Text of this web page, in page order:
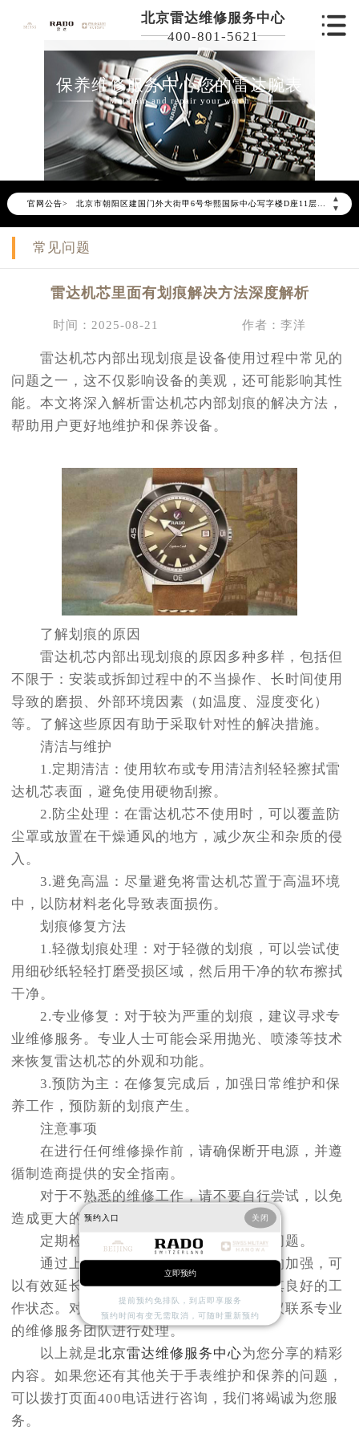
北京雷达维修服务中心
400-801-5621
保养维修服务中心您的雷达腕表
Maintain and repair your watch
官网公告>
▲
▼
2026年6月雷达北京市售后服务网络优化升级公告
2026年6月北京市雷达官方售后客户服务热线：400-801-5621
2026年6月雷达售后服务中心最新网点地址：
北京市东城区东长安街1号东方广场写字楼W3座6层602室（需提前预约）
北京市朝阳区建国门外大街甲6号华熙国际中心D座11层1102室雷达售后服务中心（需提前预约）
常见问题
雷达机芯里面有划痕解决方法深度解析
时间：2025-08-21 作者：李洋
雷达机芯内部出现划痕是设备使用过程中常见的
问题之一，这不仅影响设备的美观，还可能影响其性
能。本文将深入解析雷达机芯内部划痕的解决方法，
帮助用户更好地维护和保养设备。
了解划痕的原因
雷达机芯内部出现划痕的原因多种多样，包括但
不限于：安装或拆卸过程中的不当操作、长时间使用
导致的磨损、外部环境因素（如温度、湿度变化）
等。了解这些原因有助于采取针对性的解决措施。
清洁与维护
1.定期清洁：使用软布或专用清洁剂轻轻擦拭雷
达机芯表面，避免使用硬物刮擦。
2.防尘处理：在雷达机芯不使用时，可以覆盖防
尘罩或放置在干燥通风的地方，减少灰尘和杂质的侵
入。
3.避免高温：尽量避免将雷达机芯置于高温环境
中，以防材料老化导致表面损伤。
划痕修复方法
1.轻微划痕处理：对于轻微的划痕，可以尝试使
用细砂纸轻轻打磨受损区域，然后用干净的软布擦拭
干净。
2.专业修复：对于较为严重的划痕，建议寻求专
业维修服务。专业人士可能会采用抛光、喷漆等技术
来恢复雷达机芯的外观和功能。
3.预防为主：在修复完成后，加强日常维护和保
养工作，预防新的划痕产生。
注意事项
在进行任何维修操作前，请确保断开电源，并遵
循制造商提供的安全指南。
对于不熟悉的维修工作，请不要自行尝试，以免
造成更大的损坏。
定期检查设备状态，及时发现并处理问题。
通过上述方法的实施与维护保养工作的加强，可
以有效延长雷达机芯的使用寿命，并保持其良好的工
作状态。对于较为复杂的维修问题，则建议联系专业
的维修服务团队进行处理。
以上就是北京雷达维修服务中心为您分享的精彩
内容。如果您还有其他关于手表维护和保养的问题，
可以拨打页面400电话进行咨询，我们将竭诚为您服
务。
预约入口 关闭
立即预约
提前预约免排队，到店即享服务
预约时间有变无需取消，可随时重新预约